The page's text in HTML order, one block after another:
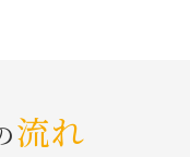
流れ